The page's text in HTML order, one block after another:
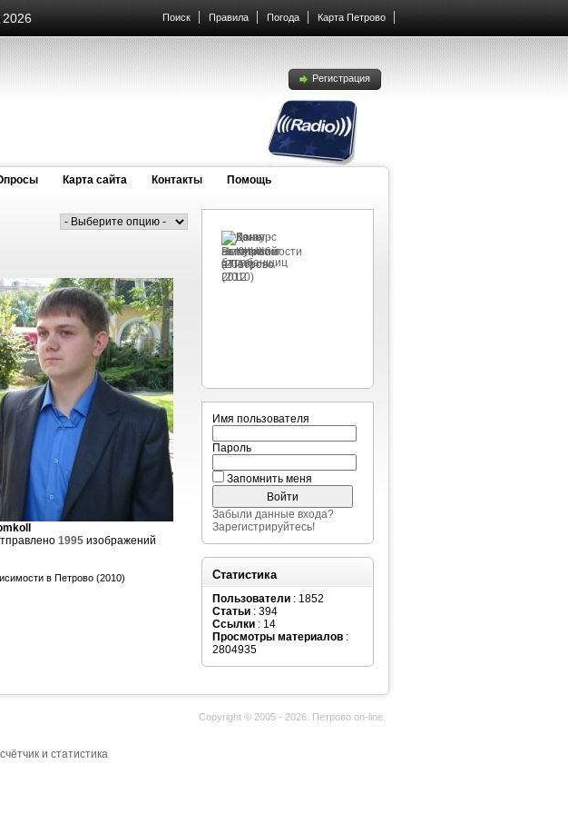
2026 Поиск Правила Погода Карта Петрово
Регистрация
Карта сайта Контакты Помощь
1995 изображений
в Петрово (2010)
Имя пользователя
Пароль
Запомнить меня
Забыли данные входа?
Зарегистрируйтесь!
Статистика
Пользователи : 1852
Статьи : 394
Ссылки : 14
Просмотры материалов :
2804935
Copyright © 2005 - 2026. Петрово on-line.